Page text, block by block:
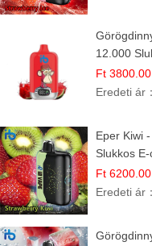
12.000
eldobható
Ft 3800.00
Eredeti ár：
Eper Kiwi
Slukkos
IBVape Bar
Gyümölcs
Ft 6200.00
Eredeti ár：